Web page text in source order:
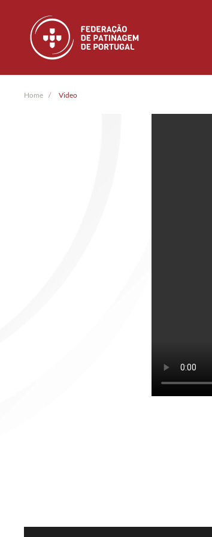
Skip to main content
Home Video